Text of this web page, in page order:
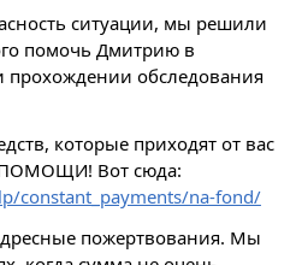
ситуации, мы решили
помочь Дмитрию в
прохождении обследования
которые приходят от вас
Вот сюда:
constant_payments/na-fond/
пожертвования. Мы